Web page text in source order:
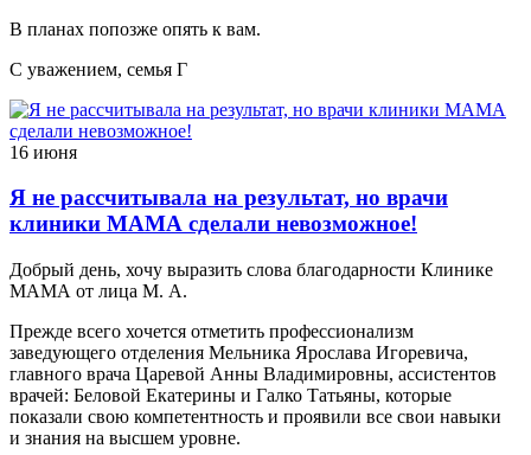
В планах попозже опять к вам.
С уважением, семья Г
16 июня
Я не рассчитывала на результат, но врачи
клиники МАМА сделали невозможное!
Добрый день, хочу выразить слова благодарности Клинике
МАМА от лица М. А.
Прежде всего хочется отметить профессионализм
заведующего отделения Мельника Ярослава Игоревича,
главного врача Царевой Анны Владимировны, ассистентов
врачей: Беловой Екатерины и Галко Татьяны, которые
показали свою компетентность и проявили все свои навыки
и знания на высшем уровне.